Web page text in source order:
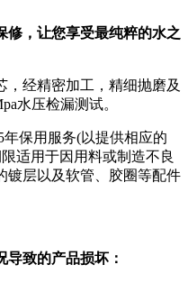
修，让您享受最纯粹的水之
，经精密加工，精细抛磨及
水压检漏测试。
保用服务(以提供相应的
适用于因用料或制造不良
镀层以及软管、胶圈等配件
致的产品损坏：